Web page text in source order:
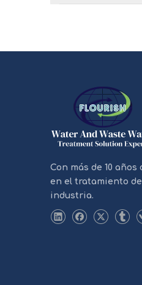
Con más de 10
en el tratamiento
industria.